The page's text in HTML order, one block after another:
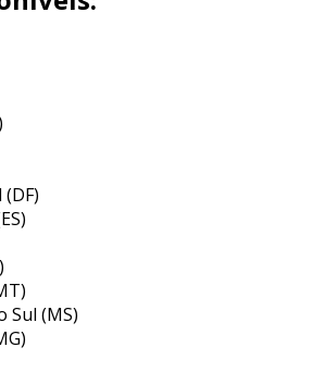
entre elas, podemos
mm de altura, essa
de atender a diferentes
rápido
simples e rápido,
operador configure a
tempo.
Sul (MS)